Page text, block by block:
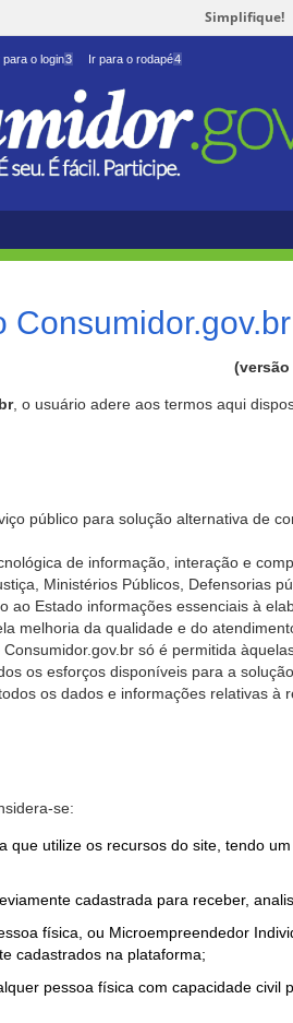
Simplifique!
para o login3 Ir para o rodapé4
Consumidor.gov.br
(versão
, o usuário adere aos termos aqui
público para solução alternativa de
de informação, interação e
Ministérios Públicos, Defensorias
ao Estado informações essenciais à
melhoria da qualidade e do
só é permitida
os esforços disponíveis para a
os dados e informações relativas à
se:
que utilize os recursos do site, tendo
cadastrada para receber,
física, ou Microempreendedor
cadastrados na plataforma;
pessoa física com capacidade